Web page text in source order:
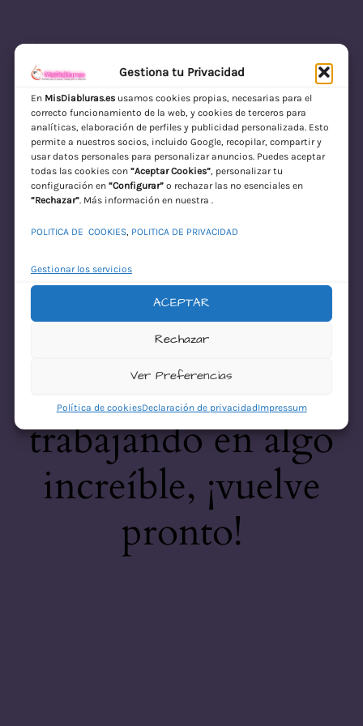
Gestiona tu Privacidad
En MisDiabluras.esusamos cookies propias, necesarias para el
correcto funcionamiento de la web, y cookies de terceros para
analíticas, elaboración de perfiles y publicidad personalizada. Esto
permite a nuestros socios, incluido Google, recopilar, compartir y
usar datos personales para personalizar anuncios. Puedes aceptar
todas las cookies con “Aceptar Cookies”, personalizar tu
configuración en “Configurar”o rechazar las no esenciales en
“Rechazar”. Más información en nuestra .
POLITICA DE COOKIES, POLITICA DE PRIVACIDAD
Gestionar los servicios
ACEPTAR
Rechazar
Ver Preferencias
Política de cookiesDeclaración de privacidadImpressum
MisDiabluras | Sexshop Online con Envío
Discreto en España
Acceder
¡Disculpa este
desastre! Estamos
trabajando en algo
increíble, ¡vuelve
pronto!